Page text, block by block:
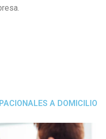
A DOMICILIO